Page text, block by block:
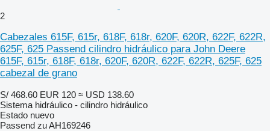
2
Cabezales 615F, 615r, 618F, 618r, 620F, 620R, 622F, 622R,
625F, 625 Passend cilindro hidráulico para John Deere
615F, 615r, 618F, 618r, 620F, 620R, 622F, 622R, 625F, 625
cabezal de grano
S/ 468.60 EUR 120 ≈ USD 138.60
Sistema hidráulico - cilindro hidráulico
Estado nuevo
Passend zu AH169246